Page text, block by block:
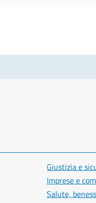
Giustizia e
Imprese e
Salute,